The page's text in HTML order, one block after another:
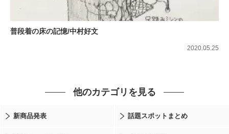
普段着の床の記憶/中村好文
2020.05.25
他のカテゴリを見る
新商品発表 話題スポットまとめ